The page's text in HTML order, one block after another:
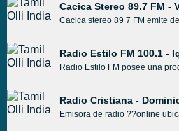
Cacica Stereo 89.7 FM -
Cacica stereo 89 7 FM emite
Radio Estilo FM 100.1 -
Radio Estilo FM posee una
Radio Cristiana -
Emisora de radio ??online